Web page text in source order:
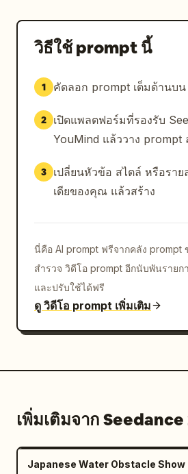
วิธีใช้ prompt นี้
1 คัดลอก prompt เต็มด้านบน
2
เปิดแพลตฟอร์มที่รองรับ
YouMind แล้ววาง prompt
3
เปลี่ยนหัวข้อ สไตล์ หรือราย
เดียของคุณ แล้วสร้าง
นี่คือ AI prompt ฟรีจากคลัง prompt
สำรวจ วิดีโอ prompt อีกนับพันราย
และปรับใช้ได้ฟรี
ดู วิดีโอ prompt เพิ่มเติม
เพิ่มเติมจาก Seedance
Japanese Water Obstacle Show